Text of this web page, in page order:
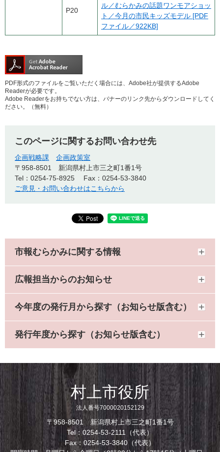
P20
ル／むらかみの話題ワンモアショッ
ト／今月の市民キッズモデル [PDF
ファイル／922KB]
PDF形式のファイルをご覧いただく場合には、Adobe社が提供するAdobe
Readerが必要です。
Adobe Readerをお持ちでない方は、バナーのリンク先からダウンロードしてく
ださい。（無料）
このページに関するお問い合わせ先
企画戦略課
企画政策室
〒958-8501
新潟県村上市三之町1番1号
Tel：0254-75-8925
Fax：0254-53-3840
ご意見・お問い合わせはこちらから
市報むらかみに関する情報
広報担当からのお知らせ
今年度の発行月から探す（お知らせ版含む）
発行年度から探す（お知らせ版含む）
村上市役所
法人番号7000020152129
〒958-8501 新潟県村上市三之町1番1号
Tel：0254-53-2111（代表）
Fax：0254-53-3840（代表）